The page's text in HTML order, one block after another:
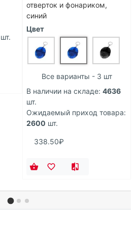
шт.
отверток и фонариком,
синий
Цвет
Все варианты - 3 шт
В наличии на складе: 4636
шт.
Ожидаемый приход товара:
2600 шт.
338.50₽